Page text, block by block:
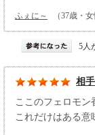
ふぇに～ （37歳・女
5人
相
ここのフェロモン
これだけはある意